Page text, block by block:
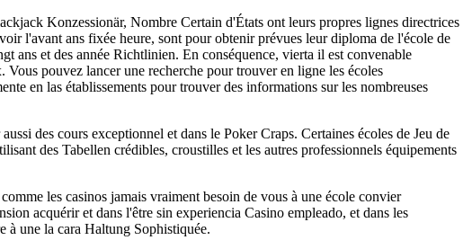
Konzessionär, Nombre Certain d'États ont leurs propres lignes directrices
l'avant ans fixée heure, sont pour obtenir prévues leur diploma de l'école de
ans et des année Richtlinien. En conséquence, vierta il est convenable
pouvez lancer une recherche pour trouver en ligne les écoles
en las établissements pour trouver des informations sur les nombreuses
des cours exceptionnel et dans le Poker Craps. Certaines écoles de Jeu de
des Tabellen crédibles, croustilles et les autres professionnels équipements
les casinos jamais vraiment besoin de vous à une école convier
acquérir et dans l'être sin experiencia Casino empleado, et dans les
à une la cara Haltung Sophistiquée.